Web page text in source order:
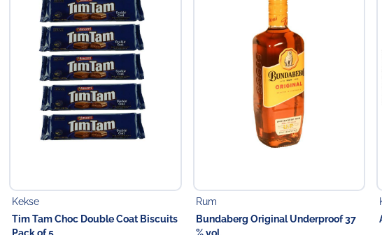
Kekse
Tim Tam Choc Double Coat Biscuits
Pack of 5
Rum
Bundaberg Original Underproof 37
% vol.